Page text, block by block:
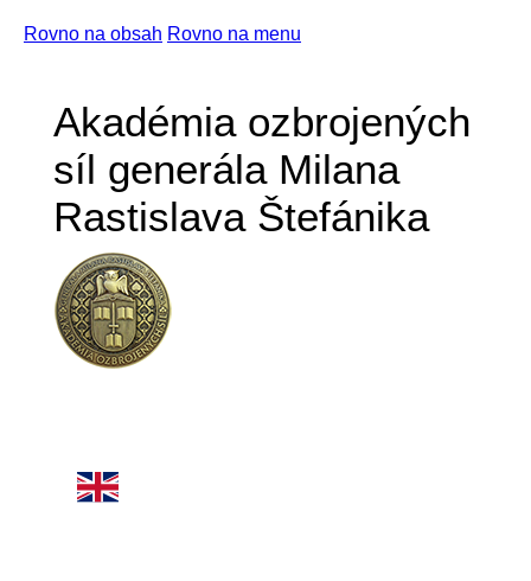
Rovno na obsah Rovno na menu
Akadémia ozbrojených
síl generála Milana
Rastislava Štefánika